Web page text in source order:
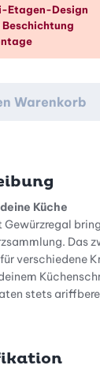
Etagen-Design
Warenkorb
Küche
Das
verschiedene
stets
ist speziell darauf